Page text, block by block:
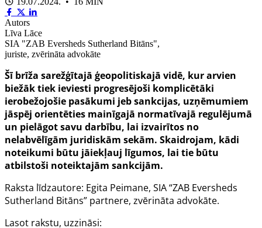
Autors
Līva Lāce
SIA "ZAB Eversheds Sutherland Bitāns",
juriste, zvērināta advokāte
Šī brīža sarežģītajā ģeopolitiskajā vidē, kur arvien
biežāk tiek ieviesti progresējoši komplicētāki
ierobežojošie pasākumi jeb sankcijas, uzņēmumiem
jāspēj orientēties mainīgajā normatīvajā regulējumā
un pielāgot savu darbību, lai izvairītos no
nelabvēlīgām juridiskām sekām. Skaidrojam, kādi
noteikumi būtu jāiekļauj līgumos, lai tie būtu
atbilstoši noteiktajām sankcijām.
Raksta līdzautore: Egita Peimane, SIA “ZAB Eversheds
Sutherland Bitāns” partnere, zvērināta advokāte.
Lasot rakstu, uzzināsi: